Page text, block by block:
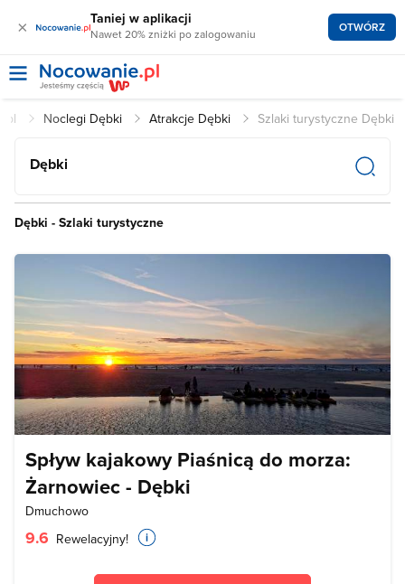
× Taniej w aplikacji
Nawet 20% zniżki po zalogowaniu OTWÓRZ
Noclegi Dębki Atrakcje Dębki Szlaki turystyczne Dębki
Dębki
Dębki - Szlaki turystyczne
Spływ kajakowy Piaśnicą do morza:
Żarnowiec - Dębki
Dmuchowo
9.6 Rewelacyjny!